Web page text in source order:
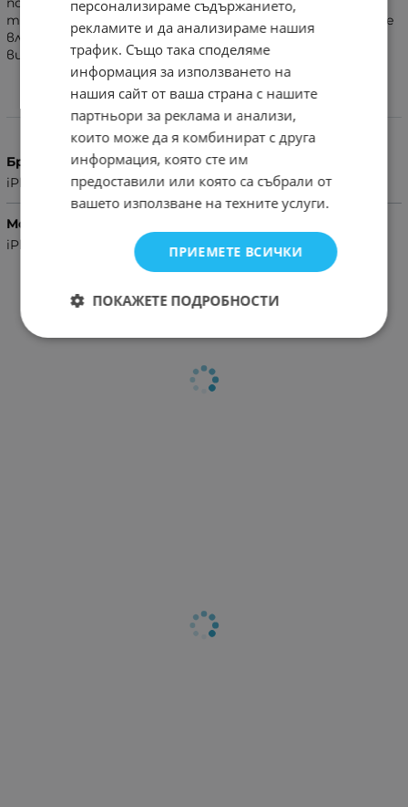
телефона.Устойчив на надрасквания и наранявания. Не
влияе на качеството на дисплея и не намалява
видимостта
Характеристики
Бранд
iPhone
Модел Телефон
iPhone 12,iPhone 12 Pro
персонализираме съдържанието,
рекламите и да анализираме нашия
трафик. Също така споделяме
информация за използването на
нашия сайт от ваша страна с нашите
партньори за реклама и анализи,
които може да я комбинират с друга
информация, която сте им
предоставили или която са събрали от
вашето използване на техните услуги.
ПРИЕМЕТЕ ВСИЧКИ
ПОКАЖЕТЕ ПОДРОБНОСТИ